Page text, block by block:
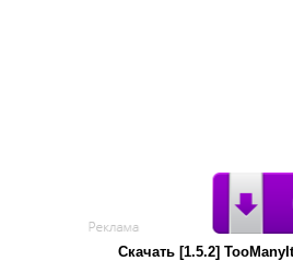
Скачать [1.5.2]